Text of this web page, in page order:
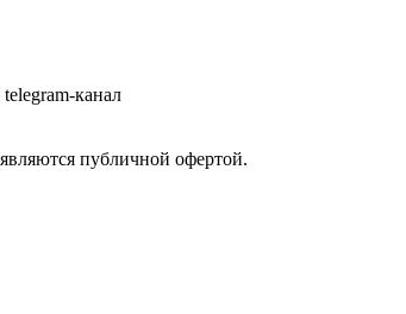
канал
публичной офертой.